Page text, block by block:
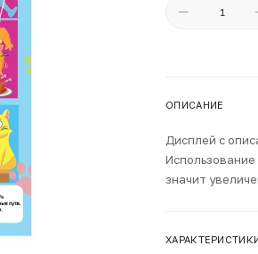
ОПИСАНИЕ
Дисплей с
значит